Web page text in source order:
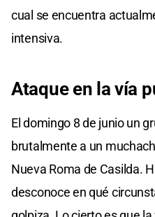
cual se encuentra
intensiva.
Ataque en la vía
El domingo 8 de junio un
brutalmente a un
Nueva Roma de Casilda.
desconoce en qué